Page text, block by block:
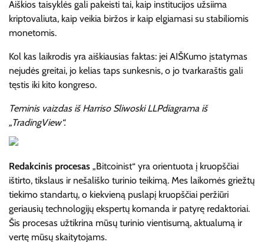
Aiškios taisyklės gali pakeisti tai, kaip institucijos užsiima
kriptovaliuta, kaip veikia biržos ir kaip elgiamasi su stabiliomis
monetomis.
Kol kas laikrodis yra aiškiausias faktas: jei AIŠKumo įstatymas
nejudės greitai, jo kelias taps sunkesnis, o jo tvarkaraštis gali
tęstis iki kito kongreso.
Teminis vaizdas iš Harriso Sliwoski LLPdiagrama iš
„TradingView“.
Redakcinis procesas „Bitcoinist“ yra orientuota į kruopščiai
ištirto, tikslaus ir nešališko turinio teikimą. Mes laikomės griežtų
tiekimo standartų, o kiekvieną puslapį kruopščiai peržiūri
geriausių technologijų ekspertų komanda ir patyrę redaktoriai.
Šis procesas užtikrina mūsų turinio vientisumą, aktualumą ir
vertę mūsų skaitytojams.